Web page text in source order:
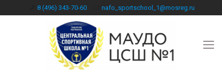
8 (496) 343-70-60 nafo_sportschool_1@mosreg.ru